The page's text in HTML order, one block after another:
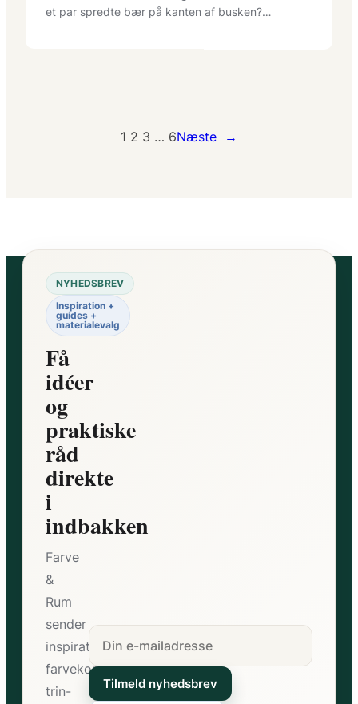
et par spredte bær på kanten af busken?…
1 2 3 … 6Næste →
NYHEDSBREV
Inspiration +
guides +
materialevalg
Få
idéer
og
praktiske
råd
direkte
i
indbakken
Farve
&
Rum
sender
inspiration,
farvekombinationer,
trin-
Tilmeld nyhedsbrev